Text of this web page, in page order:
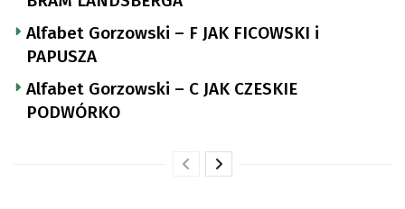
Alfabet Gorzowski – F JAK FICOWSKI i
PAPUSZA
Alfabet Gorzowski – C JAK CZESKIE
PODWÓRKO